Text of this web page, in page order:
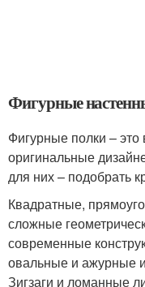
Фигурные
Фигурные полки –
оригинальные
для них – подобрать
Квадратные,
сложные
современные
овальные и ажурные
Зигзаги и ломанные